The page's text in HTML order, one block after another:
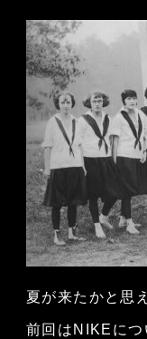
夏が来たかと思
前回はNIKEにつ